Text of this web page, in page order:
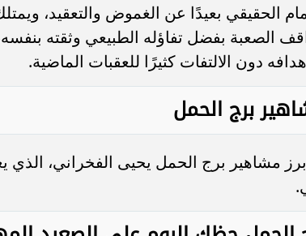
الحقيقي بعيدًا عن الغموض والتعقيد،
الصعبة بفضل تفاؤله الطبيعي وثقته
دون الالتفات كثيرًا للعقبات الماضية.
برج الحمل
مشاهير برج الحمل يحيى الفخراني،